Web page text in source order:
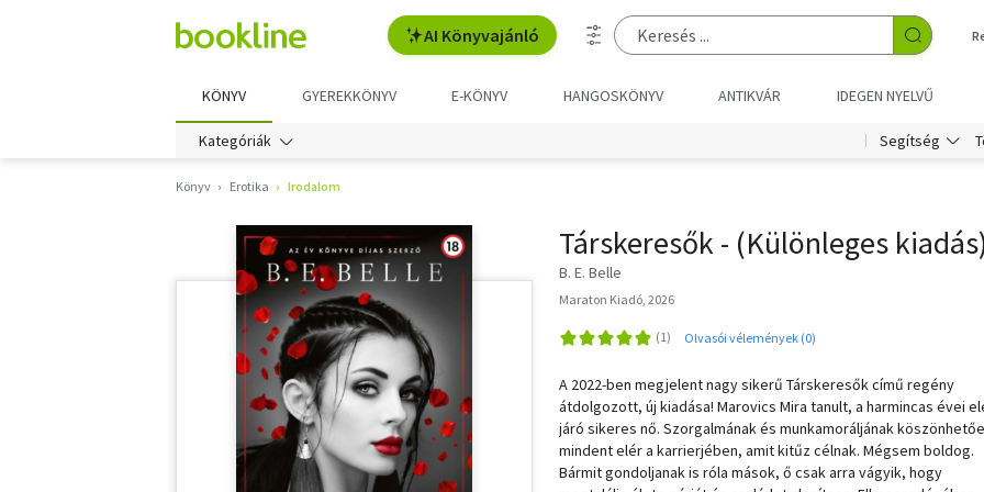
AI Könyvajánló
KÖNYV GYEREKKÖNYV E-KÖNYV HANGOSKÖNYV ANTIKVÁR IDEGEN NYELVŰ
Kategóriák Segítség
Könyv Erotika Irodalom
Társkeresők - (Különleges
B. E. Belle
Maraton Kiadó, 2026
Olvasói vélemények (0)
A 2022-ben megjelent nagy sikerű Társkeresők című regény
átdolgozott, új kiadása! Marovics Mira tanult, a harmincas évei
járó sikeres nő. Szorgalmának és munkamoráljának
mindent elér a karrierjében, amit kitűz célnak. Mégsem boldog.
Bármit gondoljanak is róla mások, ő csak arra vágyik, hogy